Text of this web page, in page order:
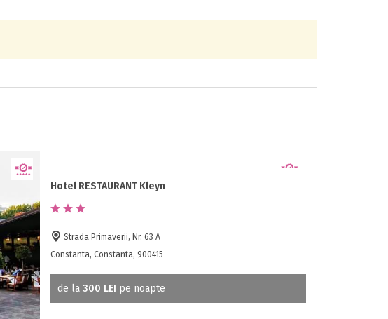
Hotel RESTAURANT Kleyn
Strada Primaverii, Nr. 63 A
Constanta, Constanta, 900415
de la 300 LEI pe noapte